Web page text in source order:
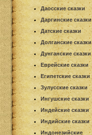
Даосские сказки
Даргинские сказки
Датские сказки
Долганские сказки
Дунганские сказки
Еврейские сказки
Египетские сказки
Зулусские сказки
Ингушские сказки
Индейские сказки
Индийские сказки
Индонезийские